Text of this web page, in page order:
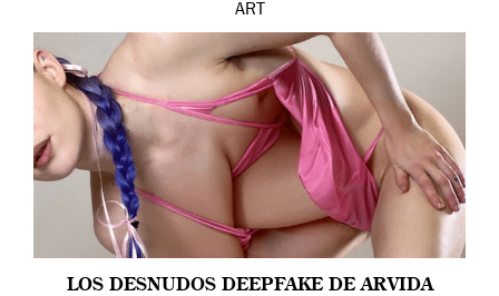
ART
LOS DESNUDOS DEEPFAKE DE ARVIDA